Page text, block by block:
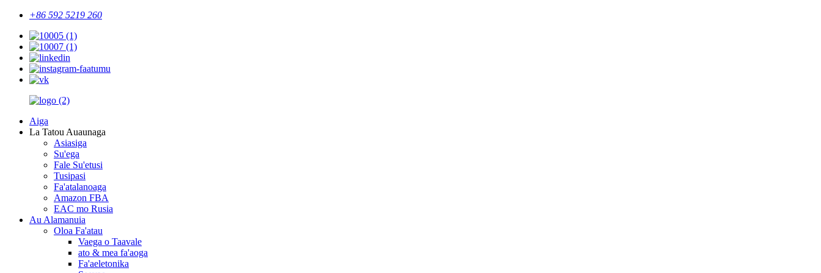
+86 592 5219 260
Aiga
La Tatou Auaunaga
Asiasiga
Su'ega
Fale Su'etusi
Tusipasi
Fa'atalanoaga
Amazon FBA
EAC mo Rusia
Au Alamanuia
Oloa Fa'atau
Vaega o Taavale
ato & mea fa'aoga
Fa'aeletonika